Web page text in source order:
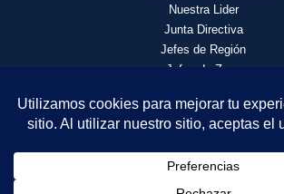
Nuestra Lider
Junta Directiva
Jefes de Región
Jefes de Zona
© 2026 Asociación de Clubes de Leones